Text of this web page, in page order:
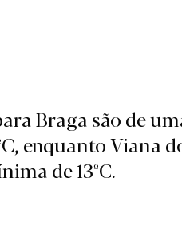
Braga são de
enquanto Viana
de 13ºC.